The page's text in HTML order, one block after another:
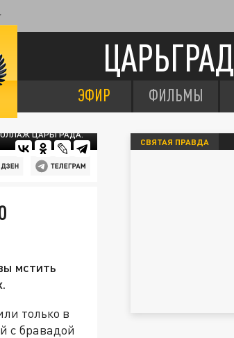
ЦАРЬГРАД
ЭФИР ФИЛЬМЫ
ЦАРЬГРАДА.
мстить
только в
с бравадой
СВЯТАЯ ПРАВДА